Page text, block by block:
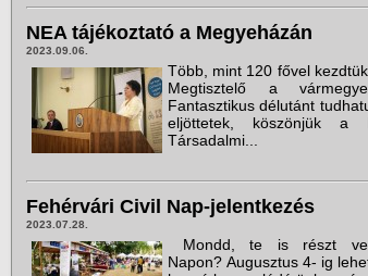
NEA tájékoztató a Megyeházán
2023.09.06.
Több, mint 120 fővel
Megtisztelő a
Fantasztikus délutánt
eljöttetek, köszönjük a
Társadalmi...
Fehérvári Civil Nap-jelentkezés
2023.07.28.
Mondd, te is részt
Napon? Augusztus 4- ig